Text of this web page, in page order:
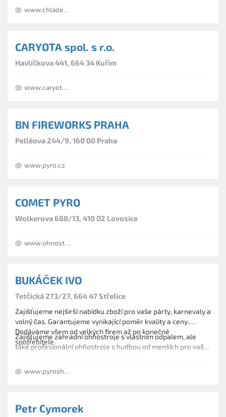
ostatní pyrotechnické práce zajišťujeme na terénu, ve vodě, i
ve vypuštěných rybnících. Vlastníme špičkové detektory pro
www.chladek.cz
CARYOTA spol. s r.o.
Havlíčkova 441, 664 34 Kuřim
www.caryota.cz
BN FIREWORKS PRAHA
Pelléova 244/9, 160 00 Praha
www.pyro.cz
COMET PYRO
Wolkerova 688/13, 410 02 Lovosice
www.ohnostroje-cometpyro.cz
BUKÁČEK IVO
Tetčická 273/27, 664 47 Střelice
Zajišťujeme nejširší nabídku zboží pro vaše párty, karnevaly a
volný čas. Garantujeme vynikající poměr kvality a ceny.
Dodáváme všem od velkých firem až po konečné
spotřebitele.
Zajišťujeme zahradní ohňostroje s vlastním odpalem, ale
také profesionální ohňostroje s hudbou od menších pro vaše
PO 08:00-20:00 hod.
ST 08:00-20:00 hod.
www.pyroshock.com
Petr Cymorek